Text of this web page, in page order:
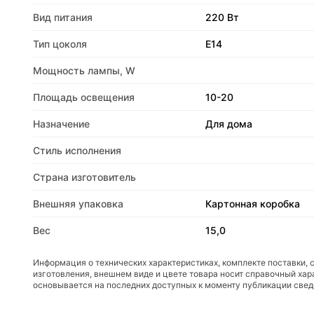
Вид питания 220 Вт
Тип цоколя E14
Мощность лампы, W
Площадь освещения 10-20
Назначение Для дома
Стиль исполнения
Страна изготовитель
Внешняя упаковка Картонная коробка
Вес 15,0
Информация о технических характеристиках, комплекте поставки,
изготовления, внешнем виде и цвете товара носит справочный
основывается на последних доступных к моменту публикации